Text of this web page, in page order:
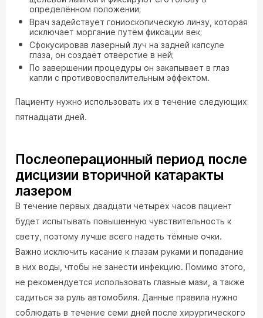
определённом положении;
Врач задействует гониоскопическую линзу, которая
исключает моргание путём фиксации век;
Сфокусировав лазерный луч на задней капсуле
глаза, он создаёт отверстие в ней;
По завершении процедуры он закапывает в глаз
капли с противовоспалительным эффектом.
Пациенту нужно использовать их в течение следующих
пятнадцати дней.
Послеоперационный период после
дисцизии вторичной катаракты
лазером
В течение первых двадцати четырёх часов пациент
будет испытывать повышенную чувствительность к
свету, поэтому лучше всего надеть тёмные очки.
Важно исключить касание к глазам руками и попадание
в них воды, чтобы не занести инфекцию. Помимо этого,
не рекомендуется использовать глазные мази, а также
садиться за руль автомобиля. Данные правила нужно
соблюдать в течение семи дней после хирургического